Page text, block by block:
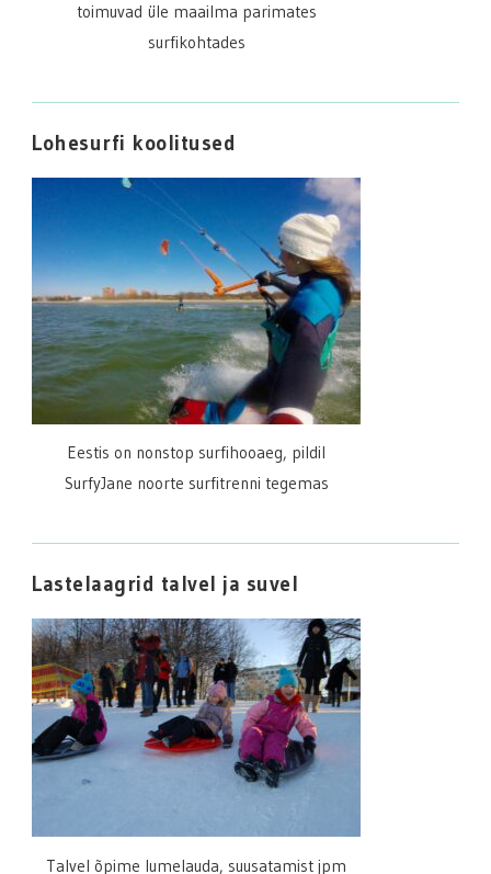
toimuvad üle maailma parimates
surfikohtades
Lohesurfi koolitused
Eestis on nonstop surfihooaeg, pildil
SurfyJane noorte surfitrenni tegemas
Lastelaagrid talvel ja suvel
Talvel õpime lumelauda, suusatamist jpm